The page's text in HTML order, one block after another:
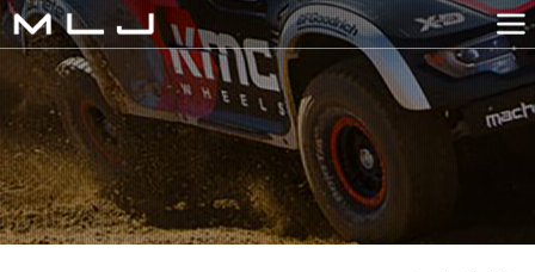
MLJ / Lexani(レクサーニ
PRODUCTS
GALLERY
SNS
COMPANY
HISTORY
CONTACT US